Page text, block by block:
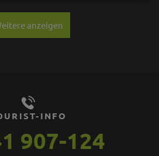
anzeigen
INFO
907-124